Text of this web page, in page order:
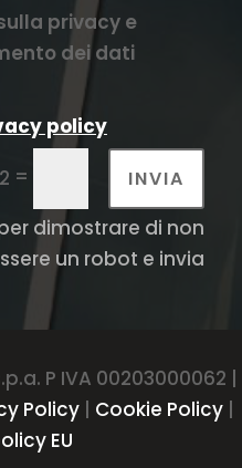
privacy e
dei dati
policy
= INVIA
dimostrare di non
un robot e invia
P IVA 00203000062 |
Policy | Cookie Policy |
EU